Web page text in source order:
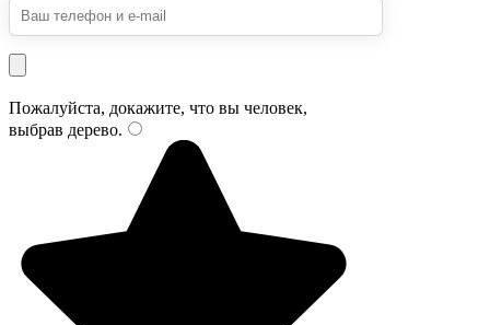
Пожалуйста, докажите, что вы человек,
выбрав дерево.